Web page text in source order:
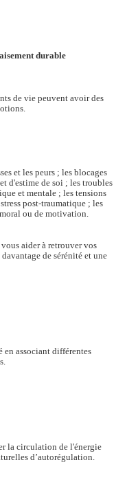
durable
de vie peuvent avoir des
et les peurs ; les blocages
d'estime de soi ; les troubles
et mentale ; les tensions
post-traumatique ; les
ou de motivation.
aider à retrouver vos
de sérénité et une
en associant différentes
la circulation de l'énergie
d’autorégulation.